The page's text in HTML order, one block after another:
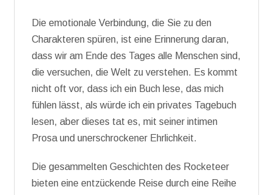
Die emotionale Verbindung, die Sie zu den
Charakteren spüren, ist eine Erinnerung daran,
dass wir am Ende des Tages alle Menschen sind,
die versuchen, die Welt zu verstehen. Es kommt
nicht oft vor, dass ich ein Buch lese, das mich
fühlen lässt, als würde ich ein privates Tagebuch
lesen, aber dieses tat es, mit seiner intimen
Prosa und unerschrockener Ehrlichkeit.
Die gesammelten Geschichten des Rocketeer
bieten eine entzückende Reise durch eine Reihe